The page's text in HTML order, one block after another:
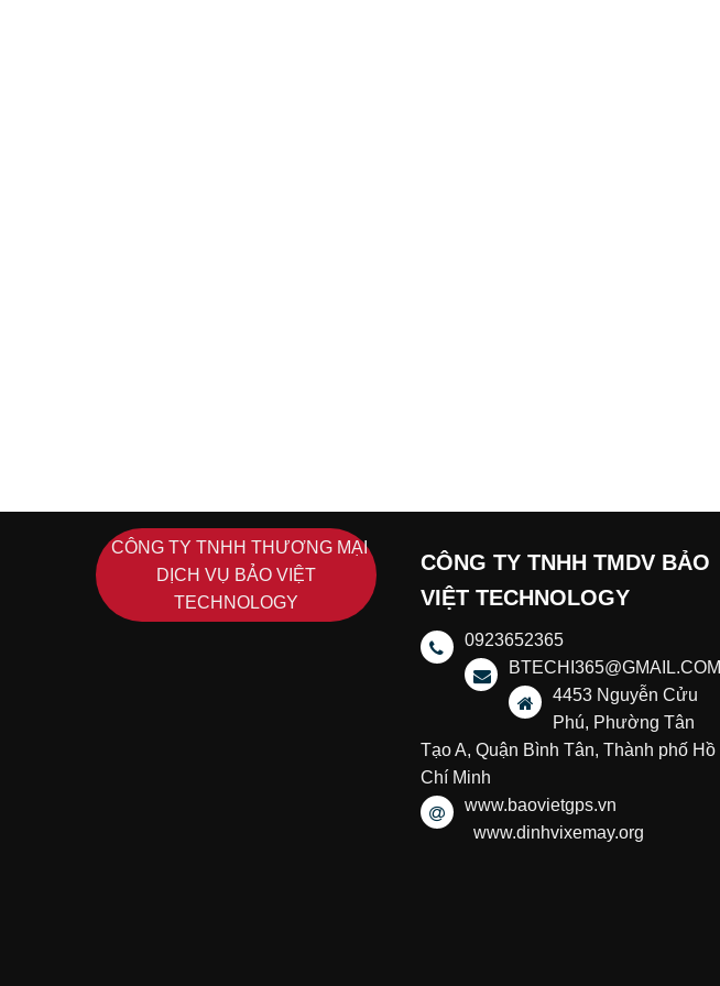
CÔNG TY TNHH THƯƠNG MẠI
DỊCH VỤ BẢO VIỆT
TECHNOLOGY
CÔNG TY TNHH TMDV BẢO
VIỆT TECHNOLOGY
0923652365
BTECHI365@GMAIL.COM
4453 Nguyễn Cửu
Phú, Phường Tân
Tạo A, Quận Bình Tân, Thành phố Hồ
Chí Minh
www.baovietgps.vn
www.dinhvixemay.org